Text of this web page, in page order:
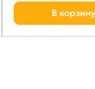
В корзину